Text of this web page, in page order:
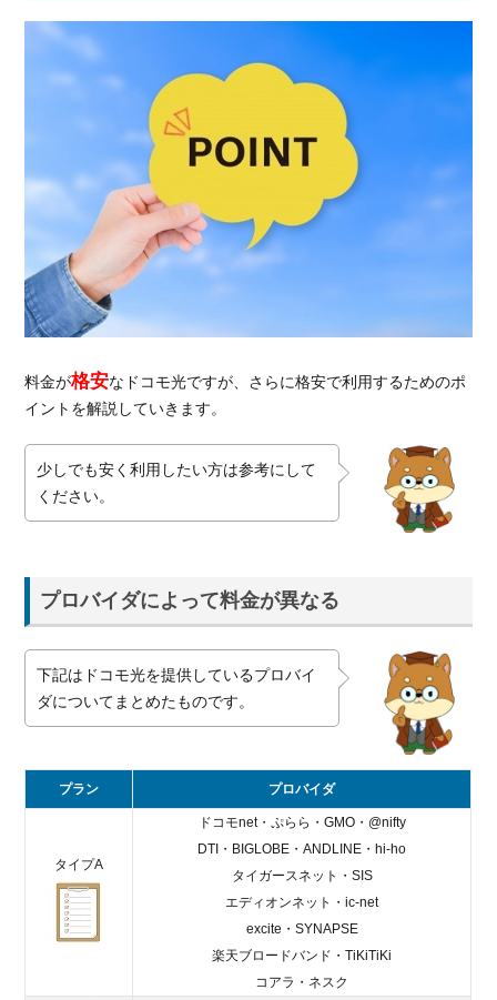
4.2.
NURO
モ
に
格
安
で
え
る
線
を
比
月額
料金
で比
較
セッ
ト割
比較
6.
括：
料金が格安なドコモ光ですが、さらに格安で利用するためのポ
イントを解説していきます。
少しでも安く利用したい方は参考にして
ください。
プロバイダによって料金が異なる
下記はドコモ光を提供しているプロバイ
ダについてまとめたものです。
プラン プロバイダ
タイプA
ドコモnet・ぷらら・GMO・@nifty
DTI・BIGLOBE・ANDLINE・hi-ho
タイガースネット・SIS
エディオンネット・ic-net
excite・SYNAPSE
楽天ブロードバンド・TiKiTiKi
コアラ・ネスク